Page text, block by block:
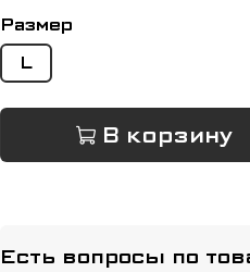
Размер
L
В корзину
Есть вопросы по